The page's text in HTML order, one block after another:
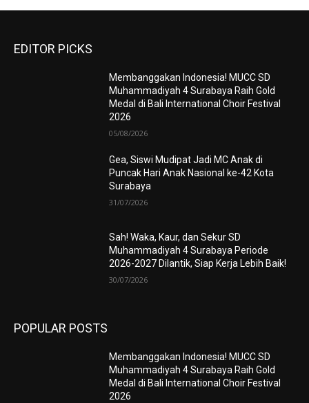
EDITOR PICKS
Membanggakan Indonesia! MUCC SD
Muhammadiyah 4 Surabaya Raih Gold
Medal di Bali International Choir Festival
2026
05/08/2026
Gea, Siswi Mudipat Jadi MC Anak di
Puncak Hari Anak Nasional ke-42 Kota
Surabaya
31/07/2026
Sah! Waka, Kaur, dan Sekur SD
Muhammadiyah 4 Surabaya Periode
2026-2027 Dilantik, Siap Kerja Lebih Baik!
30/07/2026
POPULAR POSTS
Membanggakan Indonesia! MUCC SD
Muhammadiyah 4 Surabaya Raih Gold
Medal di Bali International Choir Festival
2026